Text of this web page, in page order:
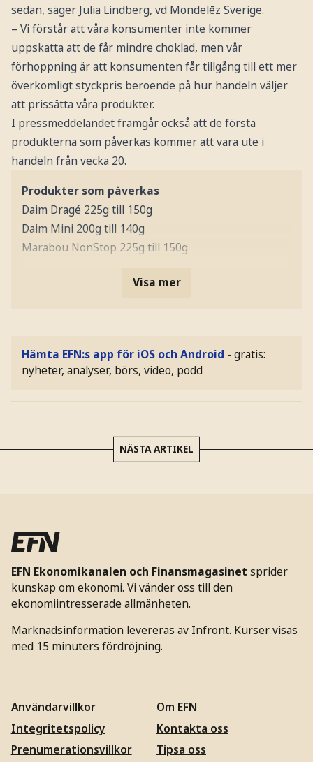
sedan, säger Julia Lindberg, vd Mondelēz Sverige.
– Vi förstår att våra konsumenter inte kommer
uppskatta att de får mindre choklad, men vår
förhoppning är att konsumenten får tillgång till ett mer
överkomligt styckpris beroende på hur handeln väljer
att prissätta våra produkter.
I pressmeddelandet framgår också att de första
produkterna som påverkas kommer att vara ute i
handeln från vecka 20.
Produkter som påverkas
Daim Dragé 225g till 150g
Daim Mini 200g till 140g
Marabou NonStop 225g till 150g
Visa mer
Hämta EFN:s app för iOS och Android - gratis:
nyheter, analyser, börs, video, podd
NÄSTA ARTIKEL
EFN Ekonomikanalen och Finansmagasinet sprider
kunskap om ekonomi. Vi vänder oss till den
ekonomiintresserade allmänheten.
Marknadsinformation levereras av Infront. Kurser visas
med 15 minuters fördröjning.
Användarvillkor
Integritetspolicy
Prenumerationsvillkor
Om EFN
Kontakta oss
Tipsa oss